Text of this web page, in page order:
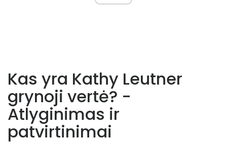
Kas yra Kathy Leutner
grynoji vertė? -
Atlyginimas ir
patvirtinimai